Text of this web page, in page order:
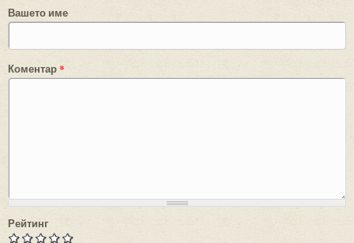
Вашето име
Коментар*
Рейтинг